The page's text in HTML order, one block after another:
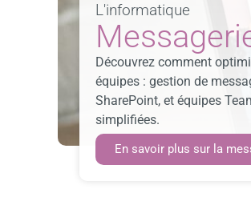
L'informatique
Découvrez comment
équipes : gestion de
SharePoint, et équipes
simplifiées.
En savoir plus sur la